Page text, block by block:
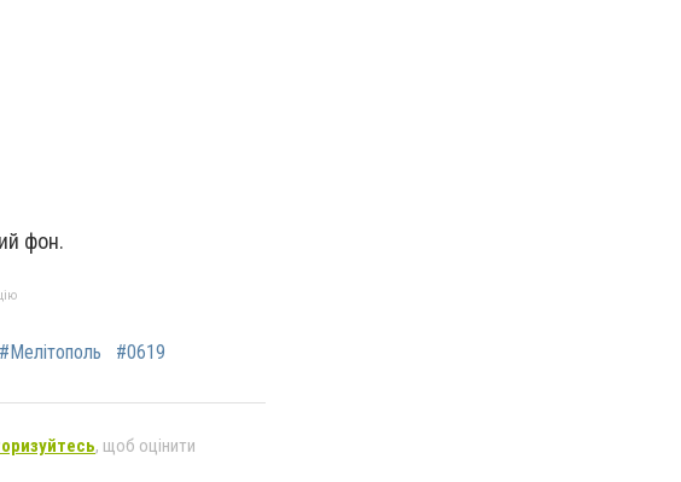
фон.
#Мелітополь #0619
, щоб оцінити